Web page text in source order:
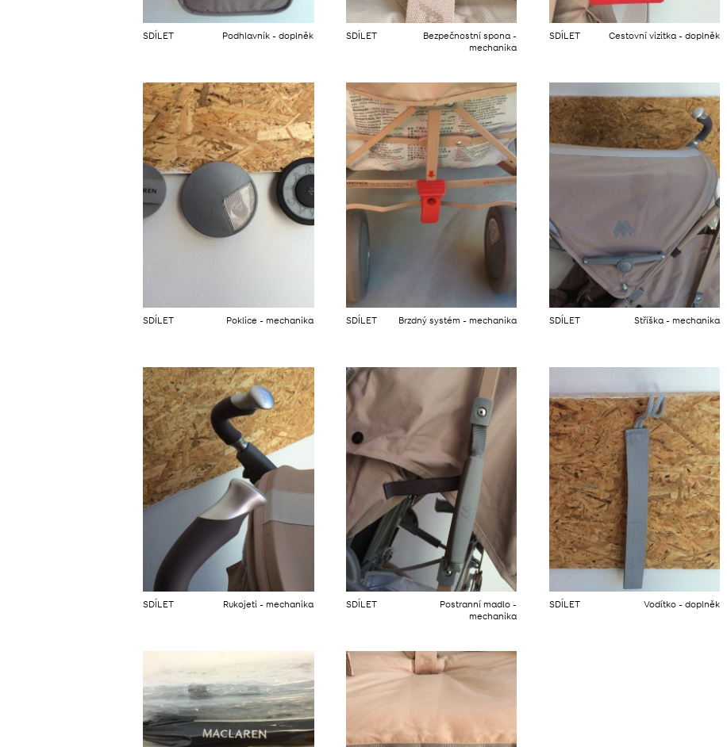
SDÍLET Podhlavník - doplněk SDÍLET
Bezpečnostní spona -
mechanika
SDÍLET Cestovní vizitka - doplněk
SDÍLET Poklice - mechanika SDÍLET Brzdný systém - mechanika SDÍLET Stříška - mechanika
SDÍLET Rukojeti - mechanika SDÍLET
Postranní madlo -
mechanika
SDÍLET Vodítko - doplněk